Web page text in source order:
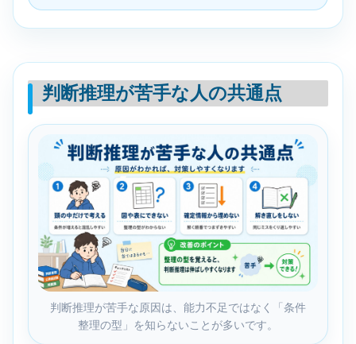
判断推理が苦手な人の共通点
判断推理が苦手な原因は、能力不足ではなく「条件
整理の型」を知らないことが多いです。